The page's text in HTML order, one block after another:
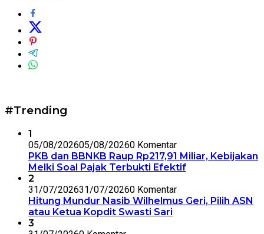
#Trending
1
05/08/202605/08/20260 Komentar
PKB dan BBNKB Raup Rp217,91 Miliar, Kebijakan
Melki Soal Pajak Terbukti Efektif
2
31/07/202631/07/20260 Komentar
Hitung Mundur Nasib Wilhelmus Geri, Pilih ASN
atau Ketua Kopdit Swasti Sari
3